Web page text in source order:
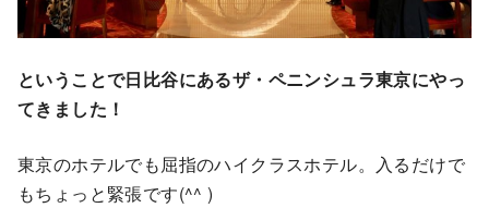
ということで日比谷にあるザ・ペニンシュラ東京にやっ
てきました！
東京のホテルでも屈指のハイクラスホテル。入るだけで
もちょっと緊張です(^^ )